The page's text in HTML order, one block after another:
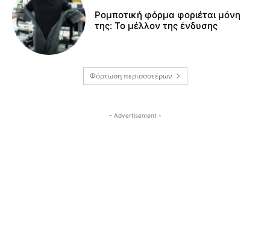
Ρομποτική φόρμα φοριέται μόνη
της: Το μέλλον της ένδυσης
Φόρτωση περισσοτέρων
- Advertisement -